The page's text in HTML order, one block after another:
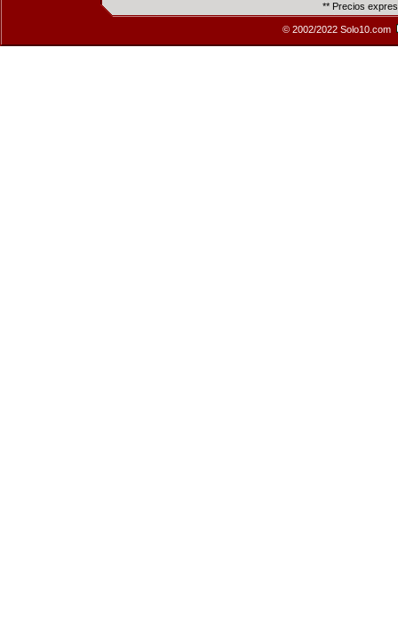
** Precios
© 2002/2022 Solo10.com